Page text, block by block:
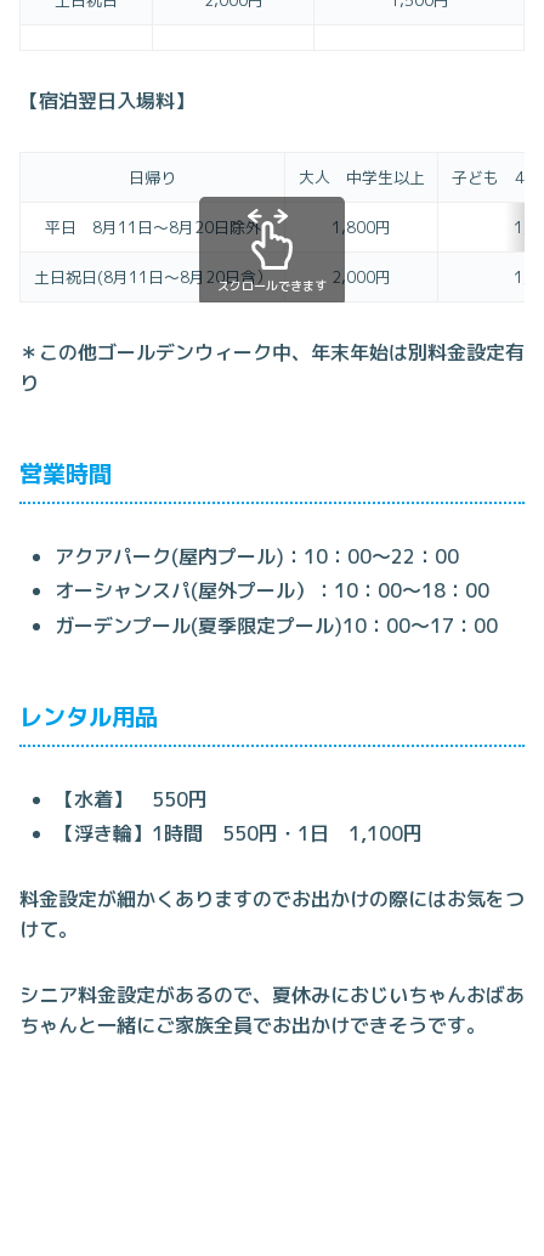
【宿泊翌日入場料】
日帰り 大人 中学生以上 子ども 4歳
平日 8月11日～8月20日除外 1,800円
土日祝日(8月11日～8月20日含） 2,000円
スクロールできます
＊この他ゴールデンウィーク中、年末年始は別料金設定有
り
営業時間
アクアパーク(屋内プール)：10：00～22：00
オーシャンスパ(屋外プール）：10：00～18：00
ガーデンプール(夏季限定プール)10：00～17：00
レンタル用品
【水着】 550円
【浮き輪】1時間 550円・1日 1,100円
料金設定が細かくありますのでお出かけの際にはお気をつ
けて。
シニア料金設定があるので、夏休みにおじいちゃんおばあ
ちゃんと一緒にご家族全員でお出かけできそうです。